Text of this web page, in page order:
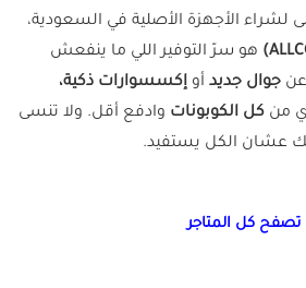
الأجهزة الأصلية في السعودية،
هو سرّ التوفير اللي ما ينفعش
جوال جديد أو إكسسوارات ذكية،
من كل الكوبونات وادفع أقل. ولا تنسى
عشان الكل يستفيد.
تصفح كل المتاجر